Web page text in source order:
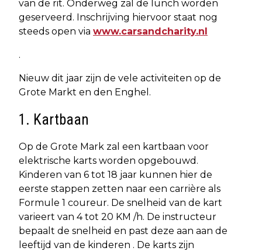
van de rit. Onderweg zal de lunch worden
geserveerd. Inschrijving hiervoor staat nog
steeds open via www.carsandcharity.nl
.
Nieuw dit jaar zijn de vele activiteiten op de
Grote Markt en den Enghel.
1. Kartbaan
Op de Grote Mark zal een kartbaan voor
elektrische karts worden opgebouwd.
Kinderen van 6 tot 18 jaar kunnen hier de
eerste stappen zetten naar een carrière als
Formule 1 coureur. De snelheid van de kart
varieert van 4 tot 20 KM /h. De instructeur
bepaalt de snelheid en past deze aan aan de
leeftijd van de kinderen . De karts zijn